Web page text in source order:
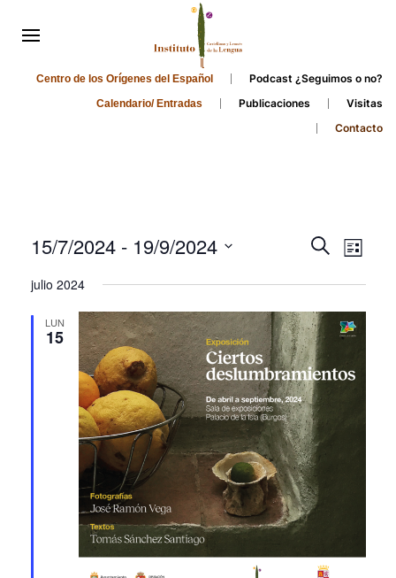
Centro de los Orígenes del Español Podcast ¿Seguimos o no?
Calendario/ Entradas Publicaciones
Visitas
Contacto
Events
and
Views
Search
List
15/7/2024 - 19/9/2024
date.
julio 2024
LUN
15